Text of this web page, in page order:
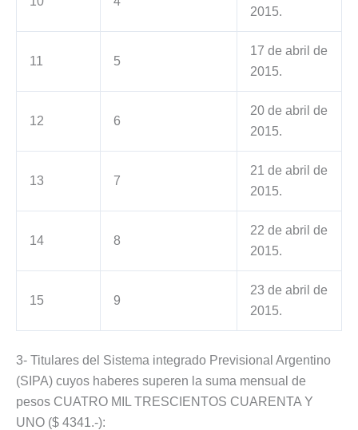
2015.
11 5
17 de abril de
2015.
12 6
20 de abril de
2015.
13 7
21 de abril de
2015.
14 8
22 de abril de
2015.
15 9
23 de abril de
2015.
3- Titulares del Sistema integrado Previsional Argentino
(SIPA) cuyos haberes superen la suma mensual de
pesos CUATRO MIL TRESCIENTOS CUARENTA Y
UNO ($ 4341.-):